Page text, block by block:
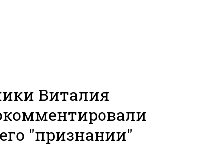
Виталия
"признании"